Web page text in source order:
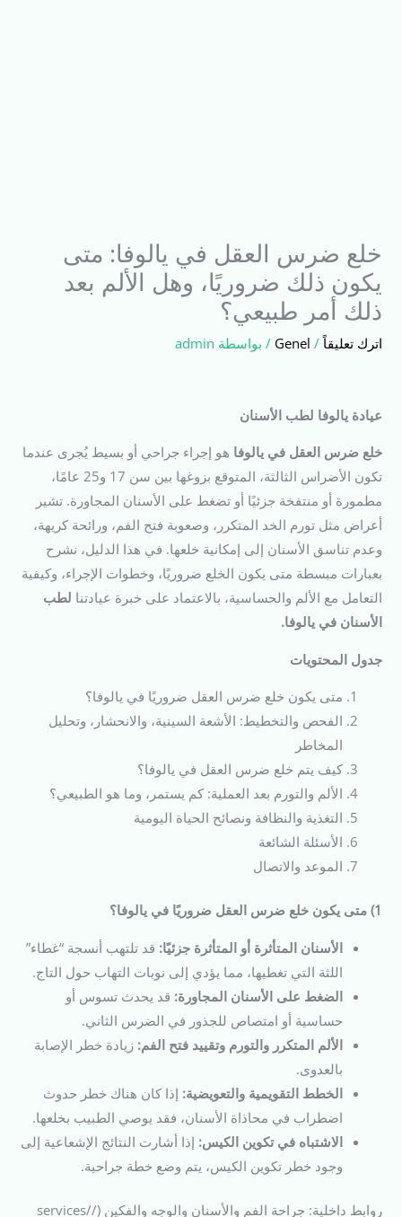
خلع ضرس العقل في يالوفا: متى
يكون ذلك ضروريًا، وهل الألم بعد
ذلك أمر طبيعي؟
اترك تعليقاً /
Genel / بواسطة admin
عيادة يالوفا لطب الأسنان
خلع ضرس العقل في يالوفا هو إجراء جراحي أو بسيط يُجرى عندما
تكون الأضراس الثالثة، المتوقع بزوغها بين سن 17 و25 عامًا،
مطمورة أو منتفخة جزئيًا أو تضغط على الأسنان المجاورة. تشير
أعراض مثل تورم الخد المتكرر، وصعوبة فتح الفم، ورائحة كريهة،
وعدم تناسق الأسنان إلى إمكانية خلعها. في هذا الدليل، نشرح
بعبارات مبسطة متى يكون الخلع ضروريًا، وخطوات الإجراء، وكيفية
التعامل مع الألم والحساسية، بالاعتماد على خبرة عيادتنا لطب
الأسنان في يالوفا.
جدول المحتويات
متى يكون خلع ضرس العقل ضروريًا في يالوفا؟
الفحص والتخطيط: الأشعة السينية، والانحشار، وتحليل
المخاطر
كيف يتم خلع ضرس العقل في يالوفا؟
الألم والتورم بعد العملية: كم يستمر، وما هو الطبيعي؟
التغذية والنظافة ونصائح الحياة اليومية
الأسئلة الشائعة
الموعد والاتصال
1) متى يكون خلع ضرس العقل ضروريًا في يالوفا؟
الأسنان المتأثرة أو المتأثرة جزئيًا: قد تلتهب أنسجة “غطاء”
اللثة التي تغطيها، مما يؤدي إلى نوبات التهاب حول التاج.
الضغط على الأسنان المجاورة: قد يحدث تسوس أو
حساسية أو امتصاص للجذور في الضرس الثاني.
الألم المتكرر والتورم وتقييد فتح الفم:زيادة خطر الإصابة
بالعدوى.
الخطط التقويمية والتعويضية: إذا كان هناك خطر حدوث
اضطراب في محاذاة الأسنان، فقد يوصي الطبيب بخلعها.
الاشتباه في تكوين الكيس: إذا أشارت النتائج الإشعاعية إلى
وجود خطر تكوين الكيس، يتم وضع خطة جراحية.
روابط داخلية: جراحة الفم والأسنان والوجه والفكين (/services/